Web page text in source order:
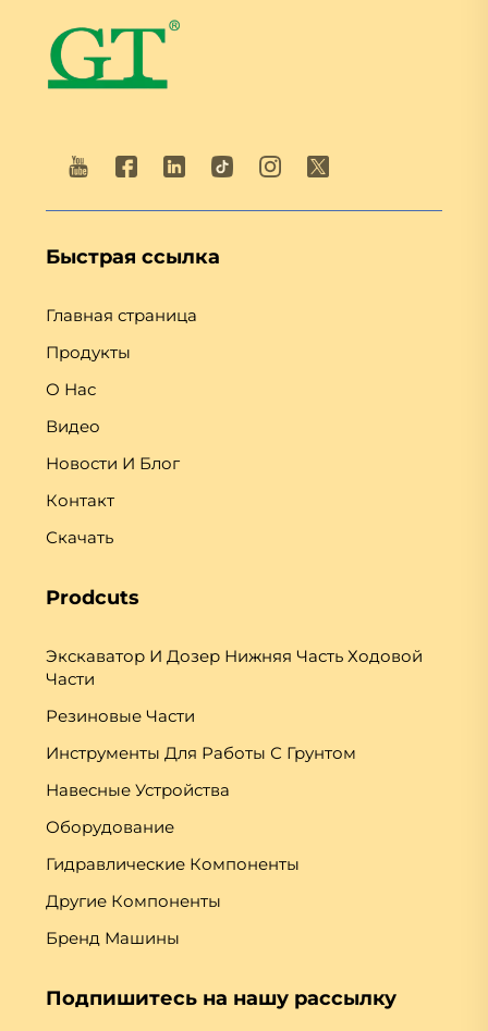
Быстрая ссылка
Главная страница
Продукты
О Нас
Видео
Новости И Блог
Контакт
Скачать
Prodcuts
Экскаватор И Дозер Нижняя Часть Ходовой
Части
Резиновые Части
Инструменты Для Работы С Грунтом
Навесные Устройства
Оборудование
Гидравлические Компоненты
Другие Компоненты
Бренд Машины
Подпишитесь на нашу рассылку